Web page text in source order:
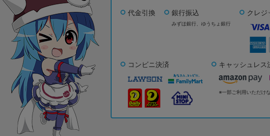
代金引換 銀行振込
みずほ銀行、 ゆうちょ銀行
クレジ
コンビニ決済 キャッシュレス
※一部ご利用いただけ